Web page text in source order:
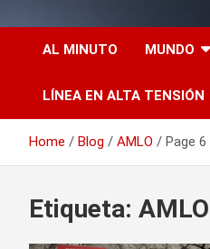
Jlanoticias
AL MINUTO MUNDO
LÍNEA EN ALTA TENSIÓN
Home Blog AMLO Page 6
Etiqueta: AMLO